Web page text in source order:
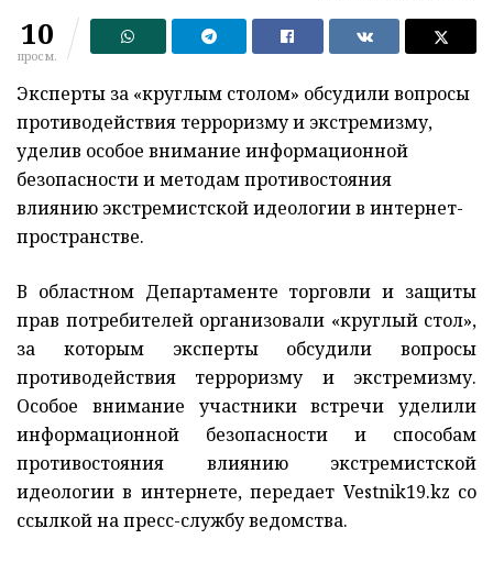
10
просм.
Эксперты за «круглым столом» обсудили вопросы
противодействия терроризму и экстремизму,
уделив особое внимание информационной
безопасности и методам противостояния
влиянию экстремистской идеологии в интернет-
пространстве.
В областном Департаменте торговли и защиты
прав потребителей организовали «круглый стол»,
за которым эксперты обсудили вопросы
противодействия терроризму и экстремизму.
Особое внимание участники встречи уделили
информационной безопасности и способам
противостояния влиянию экстремистской
идеологии в интернете, передает Vestnik19.kz со
ссылкой на пресс-службу ведомства.